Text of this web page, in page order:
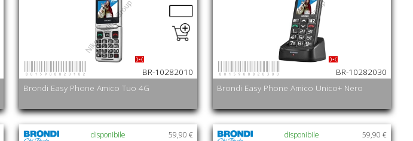
Brondi Easy Phone Amico Tuo 4G
BR-10282010
Brondi Easy Phone Amico Unico+ Nero
BR-10282030
59,90 €
disponibile 59,90 €
disponibile